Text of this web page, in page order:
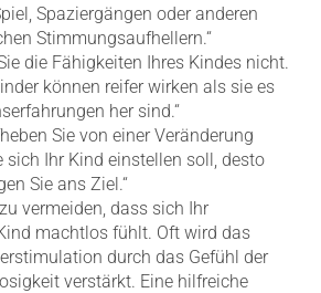
Spaziergängen oder anderen
Stimmungsaufhellern.“
die Fähigkeiten Ihres Kindes nicht.
können reifer wirken als sie es
her sind.“
Sie von einer Veränderung
sich Ihr Kind einstellen soll, desto
Sie ans Ziel.“
vermeiden, dass sich Ihr
machtlos fühlt. Oft wird das
durch das Gefühl der
verstärkt. Eine hilfreiche